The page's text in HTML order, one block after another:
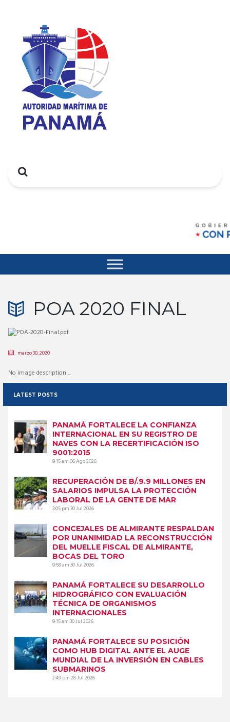
Search
POA 2020 FINAL
marzo 30, 2020
No image description ...
LATEST POSTS
PANAMÁ FORTALECE LA CONFIANZA
INTERNACIONAL EN SU REGISTRO DE
NAVES CON LA RECERTIFICACIÓN ISO
9001:2015
9:15 am06 Ago 2026
RECUPERACIÓN DE B/.9.9 MILLONES EN
SALARIOS IMPULSA LA PROTECCIÓN
LABORAL DE LA GENTE DE MAR
3:05 pm30 Jul 2026
CONCEJALES DE ALMIRANTE RESPALDAN
POR UNANIMIDAD LA RECONSTRUCCIÓN
DEL MUELLE FISCAL DE ALMIRANTE,
BOCAS DEL TORO
9:58 am30 Jul 2026
PANAMÁ FORTALECE SU DESARROLLO
HIDROGRÁFICO CON EVALUACIÓN
TÉCNICA DE ORGANISMOS
INTERNACIONALES
9:15 am30 Jul 2026
PANAMÁ FORTALECE SU POSICIÓN
COMO HUB DIGITAL ANTE EL AUGE
MUNDIAL DE LA INVERSIÓN EN CABLES
SUBMARINOS
2:49 pm28 Jul 2026